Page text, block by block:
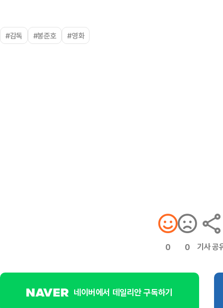
#감독 #봉준호 #영화
0 0 기사 공
네이버에서 데일리안 구독하기